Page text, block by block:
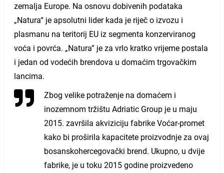
zemalja Europe. Na osnovu dobivenih podataka
„Natura“ je apsolutni lider kada je riječ o izvozu i
plasmanu na teritorij EU iz segmenta konzerviranog
voća i povrća. „Natura” je za vrlo kratko vrijeme postala
i jedan od vodećih brendova u domaćim trgovačkim
lancima.
Zbog velike potraženje na domaćem i
inozemnom tržištu Adriatic Group je u maju
2015. završila akviziciju fabrike Voćar-promet
kako bi proširila kapacitete proizvodnje za ovaj
bosanskohercegovački brend. Ukupno, u dvije
fabrike, je u toku 2015 godine proizvedeno